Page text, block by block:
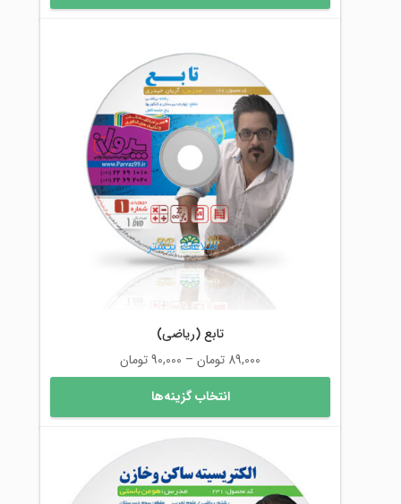
اطلاعات بیشتر
تابع (ریاضی)
89,000 تومان –
90,000تومانمحدوده
قیمت:
تا
انتخاب گزینه‌ها